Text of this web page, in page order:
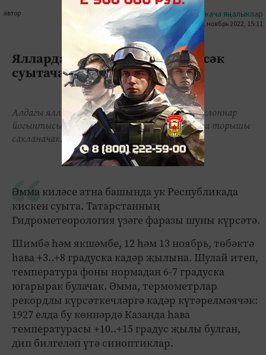
автор #кыскача яңалыклар
11 ноябрь 2022, 15:11
Яллардан соң Татарстанда кисәк
суытачак
Алдагы ялларда Татарстанда атлантик циклоннар
йогынтысында урнашкан аномаль җылы һава торышы
сакланачак.
Әмма киләсе атна башында ук Республикада
кискен суыта. Татарстанның
Гидрометеорология үзәге фаразы шуны күрсәтә.
Шимбә һәм якшәмбе, 12 һәм 13 ноябрь, төбәктә
һава +3..+8 градуска кадәр җылына. Шулай итеп,
температура фоны нормадан 6-7 градуска
югарырак булачак. Әмма, термометрлар
рекордлы күрсәткечләргә кадәр күтәрелмәячәк:
1927 елда бу көннәрдә Казанда һава
температурасы +10..+15 градус җылы булган,
дип билгеләп үтә синоптиклар.